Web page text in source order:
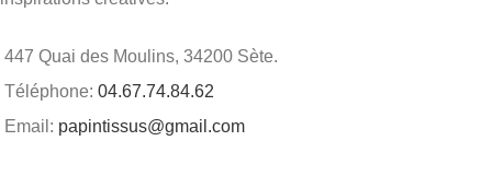
447 Quai des Moulins, 34200 Sète.
Téléphone: 04.67.74.84.62
Email: papintissus@gmail.com